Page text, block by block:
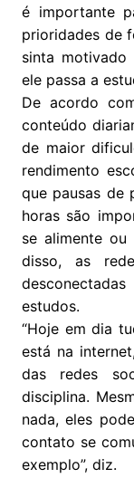
é importante
prioridades de
sinta
ele passa a
De acordo
conteúdo
de maior
rendimento
que pausas de
horas são
se alimente
disso, as
estudos.
“Hoje em dia
está na
das redes
disciplina.
nada, eles
contato se
exemplo”, diz.